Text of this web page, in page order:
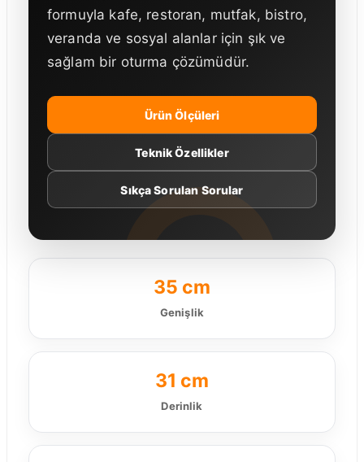
formuyla kafe, restoran, mutfak, bistro,
veranda ve sosyal alanlar için şık ve
sağlam bir oturma çözümüdür.
Ürün Ölçüleri
Teknik Özellikler
Sıkça Sorulan Sorular
35 cm
Genişlik
31 cm
Derinlik